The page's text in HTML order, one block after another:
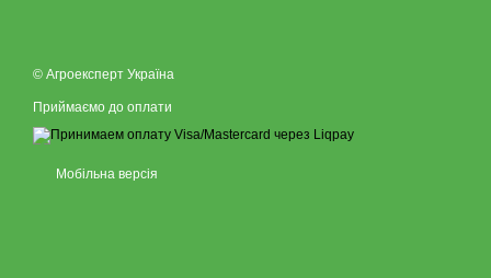
© Агроексперт Україна
Приймаємо до оплати
Мобільна версія